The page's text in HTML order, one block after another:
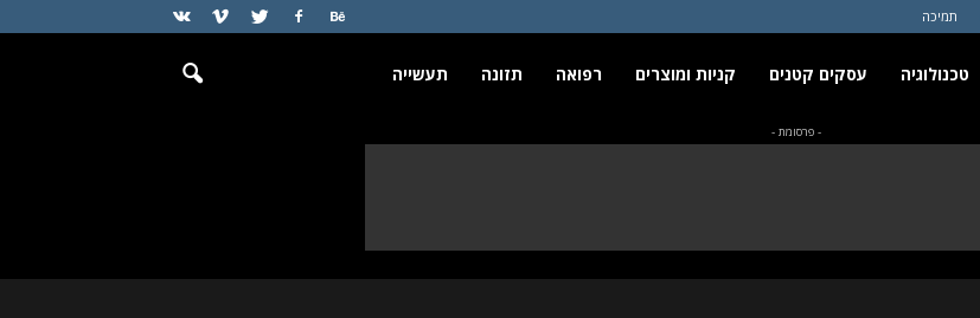
תמיכה
טכנולוגיה עסקים קטנים קניות ומוצרים רפואה תזונה תעשייה
- פרסומת -